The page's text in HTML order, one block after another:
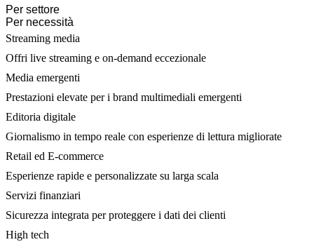
Per settore
Per necessità
Streaming media
Offri live streaming e on-demand eccezionale
Media emergenti
Prestazioni elevate per i brand multimediali emergenti
Editoria digitale
Giornalismo in tempo reale con esperienze di lettura migliorate
Retail ed E-commerce
Esperienze rapide e personalizzate su larga scala
Servizi finanziari
Sicurezza integrata per proteggere i dati dei clienti
High tech